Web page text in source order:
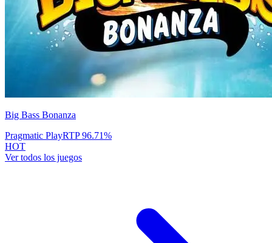
Big Bass Bonanza
Pragmatic PlayRTP96.71%
HOT
Ver todos los juegos